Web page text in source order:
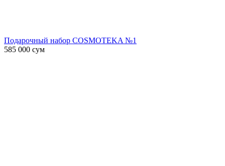
Подарочный набор COSMOTEKA №1
585 000 сум